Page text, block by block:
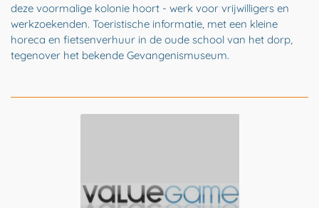
deze voormalige kolonie hoort - werk voor vrijwilligers en
werkzoekenden. Toeristische informatie, met een kleine
horeca en fietsenverhuur in de oude school van het dorp,
tegenover het bekende Gevangenismuseum.